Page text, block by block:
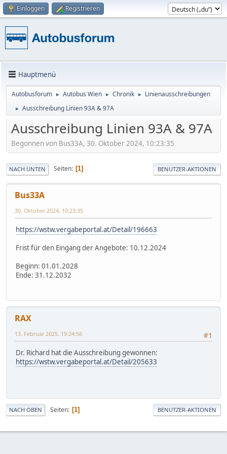
Einloggen Registrieren
Hauptmenü
Autobusforum ► Autobus Wien ► Chronik ► Linienausschreibungen
► Ausschreibung Linien 93A & 97A
Ausschreibung Linien 93A & 97A
Begonnen von Bus33A, 30. Oktober 2024, 10:23:35
NACH UNTEN Seiten 1 BENUTZER-AKTIONEN
Bus33A
30. Oktober 2024, 10:23:35
https://wstw.vergabeportal.at/Detail/196663
Frist für den Eingang der Angebote: 10.12.2024
Beginn: 01.01.2028
Ende: 31.12.2032
RAX
#1
13. Februar 2025, 19:24:56
Dr. Richard hat die Ausschreibung gewonnen:
https://wstw.vergabeportal.at/Detail/205633
NACH OBEN Seiten 1 BENUTZER-AKTIONEN